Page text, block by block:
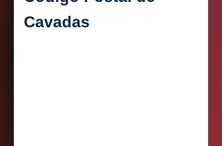
Cavadas